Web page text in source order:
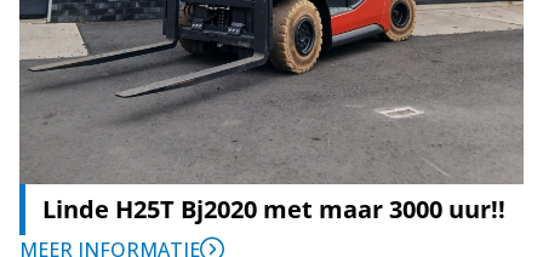
Linde H25T Bj2020 met maar 3000 uur!!
MEER INFORMATIE